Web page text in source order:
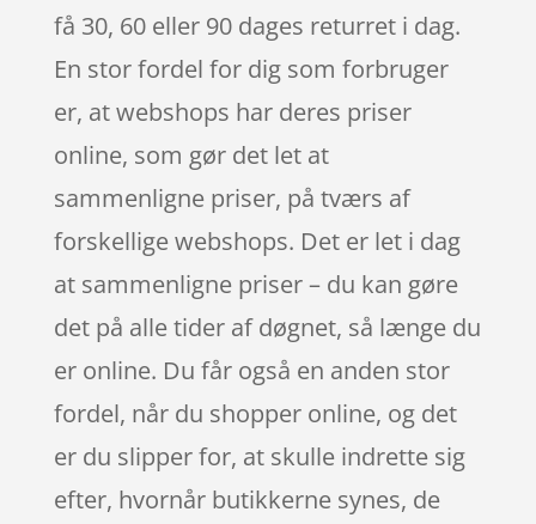
få 30, 60 eller 90 dages returret i dag.
En stor fordel for dig som forbruger
er, at webshops har deres priser
online, som gør det let at
sammenligne priser, på tværs af
forskellige webshops. Det er let i dag
at sammenligne priser – du kan gøre
det på alle tider af døgnet, så længe du
er online. Du får også en anden stor
fordel, når du shopper online, og det
er du slipper for, at skulle indrette sig
efter, hvornår butikkerne synes, de